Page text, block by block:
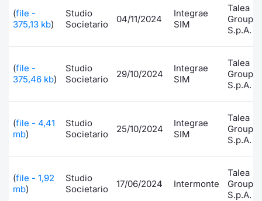
(file -
375,13 kb)
Studio
Societario
04/11/2024
Integrae
SIM
Talea
Group
S.p.A.
(file -
375,46 kb)
Studio
Societario
29/10/2024
Integrae
SIM
Talea
Group
S.p.A.
(file - 4,41
mb)
Studio
Societario
25/10/2024
Integrae
SIM
Talea
Group
S.p.A.
(file - 1,92
mb)
Studio
Societario
17/06/2024 Intermonte
Talea
Group
S.p.A.
Documenti
Calendario Conferenze
Cambi
Per
BONO
BUND
KID/
Milan
BTP
Notizie
Notizie e Formazione Servizi
Analisi
Mifid 2